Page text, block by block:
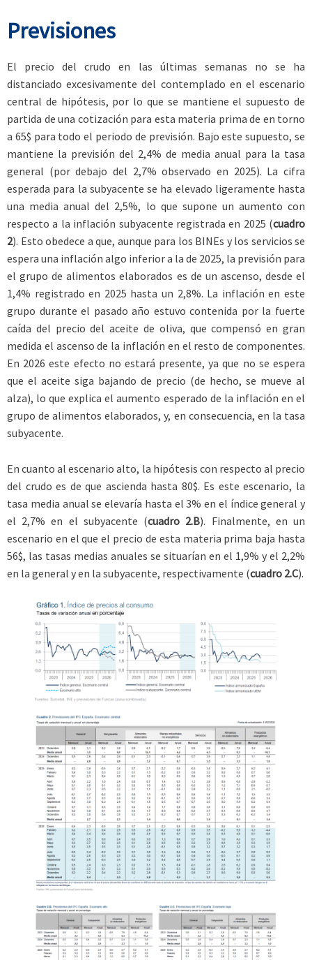
Previsiones
El precio del crudo en las últimas semanas no se ha
distanciado excesivamente del contemplado en el escenario
central de hipótesis, por lo que se mantiene el supuesto de
partida de una cotización para esta materia prima de en torno
a 65$ para todo el periodo de previsión. Bajo este supuesto, se
mantiene la previsión del 2,4% de media anual para la tasa
general (por debajo del 2,7% observado en 2025). La cifra
esperada para la subyacente se ha elevado ligeramente hasta
una media anual del 2,5%, lo que supone un aumento con
respecto a la inflación subyacente registrada en 2025 (cuadro
2). Esto obedece a que, aunque para los BINEs y los servicios se
espera una inflación algo inferior a la de 2025, la previsión para
el grupo de alimentos elaborados es de un ascenso, desde el
1,4% registrado en 2025 hasta un 2,8%. La inflación en este
grupo durante el pasado año estuvo contenida por la fuerte
caída del precio del aceite de oliva, que compensó en gran
medida el ascenso de la inflación en el resto de componentes.
En 2026 este efecto no estará presente, ya que no se espera
que el aceite siga bajando de precio (de hecho, se mueve al
alza), lo que explica el aumento esperado de la inflación en el
grupo de alimentos elaborados, y, en consecuencia, en la tasa
subyacente.
En cuanto al escenario alto, la hipótesis con respecto al precio
del crudo es de que ascienda hasta 80$. Es este escenario, la
tasa media anual se elevaría hasta el 3% en el índice general y
el 2,7% en el subyacente (cuadro 2.B). Finalmente, en un
escenario en el que el precio de esta materia prima baja hasta
56$, las tasas medias anuales se situarían en el 1,9% y el 2,2%
en la general y en la subyacente, respectivamente (cuadro 2.C).